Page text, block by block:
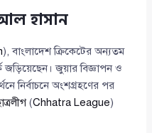
আল হাসান
), বাংলাদেশ ক্রিকেটের অন্যতম
জুয়ার বিজ্ঞাপন ও
নির্বাচনে অংশগ্রহণের পর
(Chhatra League)